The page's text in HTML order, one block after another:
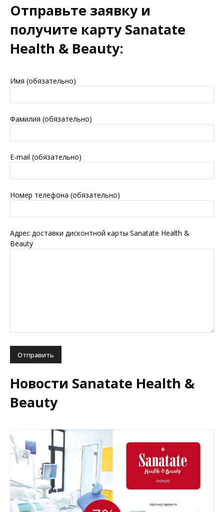
Отправьте заявку и
получите карту Sanatate
Health & Beauty:
Имя (обязательно)
Фамилия (обязательно)
E-mail (обязательно)
Номер телефона (обязательно)
Адрес доставки дисконтной карты Sanatate Health &
Beauty
Новости Sanatate Health &
Beauty